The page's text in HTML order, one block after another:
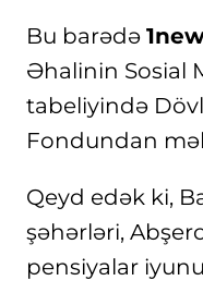
Bu barədə
Əhalinin Sosial
tabeliyində
Fondundan
Qeyd edək ki,
şəhərləri,
pensiyalar